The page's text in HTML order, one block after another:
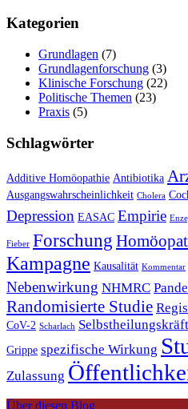
Kategorien
Grundlagen (7)
Grundlagenforschung (3)
Klinische Forschung (22)
Politische Themen (23)
Praxis (5)
Schlagwörter
Additive Homöopathie Antibiotika
Ausgangswahrscheinlichkeit Cholera
Depression EASAC Empirie
Fieber Forschung
Kampagne Kausalität Kommentar
Nebenwirkung NHMRC
Randomisierte Studie
CoV-2 Scharlach
Grippe spezifische Wirkung
Zulassung
Über diesen Blog